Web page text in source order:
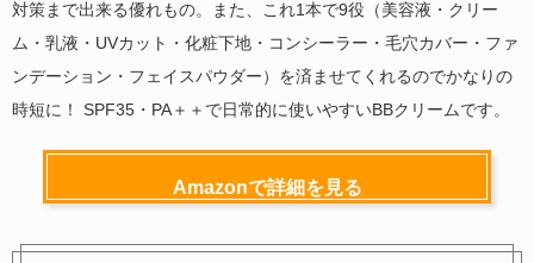
対策まで出来る優れもの。また、これ1本で9役（美容液・クリー
ム・乳液・UVカット・化粧下地・コンシーラー・毛穴カバー・ファ
ンデーション・フェイスパウダー）を済ませてくれるのでかなりの
時短に！ SPF35・PA＋＋で日常的に使いやすいBBクリームです。
Amazonで詳細を見る